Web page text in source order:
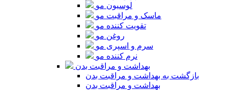
لوسیون مو
ماسک و مراقبت مو
تقویت کننده مو
روغن مو
سرم و اسپری مو
نرم کننده مو
بهداشت و مراقبت بدن
بازگشت به بهداشت و مراقبت بدن
بهداشت و مراقبت بدن